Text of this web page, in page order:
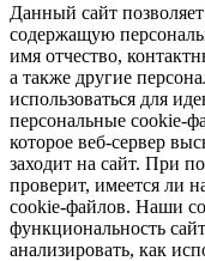
Данный сайт
содержащую
имя отчество,
а также другие
использоваться для
персональные cookie-
которое веб-сервер
заходит на сайт. При
проверит, имеется ли
сookie-файлов. Наши
функциональность
анализировать, как